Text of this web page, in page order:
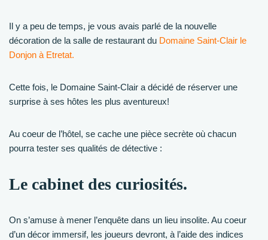
Il y a peu de temps, je vous avais parlé de la nouvelle
décoration de la salle de restaurant du Domaine Saint-Clair le
Donjon à Etretat.
Cette fois, le Domaine Saint-Clair a décidé de réserver une
surprise à ses hôtes les plus aventureux!
Au coeur de l’hôtel, se cache une pièce secrète où chacun
pourra tester ses qualités de détective :
Le cabinet des curiosités.
On s’amuse à mener l’enquête dans un lieu insolite. Au coeur
d’un décor immersif, les joueurs devront, à l’aide des indices